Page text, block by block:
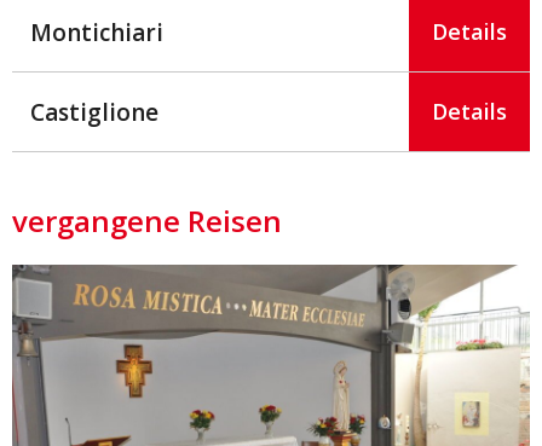
Montichiari Details
Castiglione Details
vergangene Reisen